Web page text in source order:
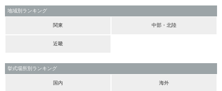
地域別ランキング
関東 中部・北陸
近畿
挙式場所別ランキング
国内 海外